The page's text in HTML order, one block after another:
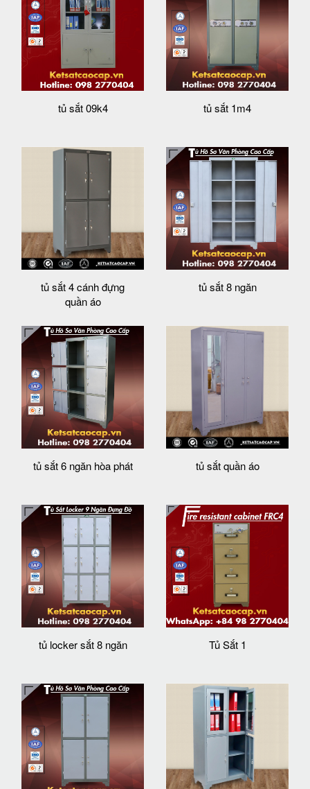
tủ sắt 09k4 tủ sắt 1m4
tủ sắt 4 cánh đựng
quần áo
tủ sắt 8 ngăn
tủ sắt 6 ngăn hòa phát tủ sắt quần áo
tủ locker sắt 8 ngăn Tủ Sắt 1